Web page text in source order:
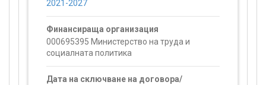
2021-2027
Финансираща организация
000695395 Министерство на труда и
социалната политика
Дата на сключване на договора/